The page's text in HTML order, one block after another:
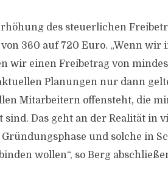
des steuerlichen
360 auf 720 Euro. „Wenn wir
wir einen Freibetrag von
Planungen nur dann
Mitarbeitern offensteht, die
Das geht an der Realität in
und solche in
wollen“, so Berg